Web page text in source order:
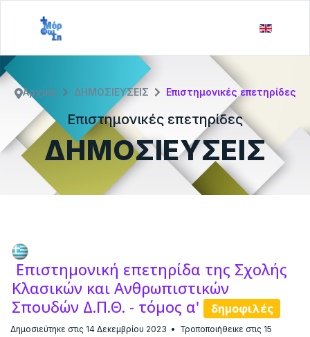
ΔΗΜΟΣΙΕΥΣΕΙΣ
Επιστημονικές επετηρίδες
Αρχική ΔΗΜΟΣΙΕΥΣΕΙΣ Επιστημονικές επετηρίδες
Επιστημονική επετηρίδα της Σχολής
Κλασικών και Ανθρωπιστικών
Σπουδών Δ.Π.Θ. - τόμος α'
δημοφιλές
Δημοσιεύτηκε στις 14 Δεκεμβρίου 2023
Τροποποιήθεικε στις 15